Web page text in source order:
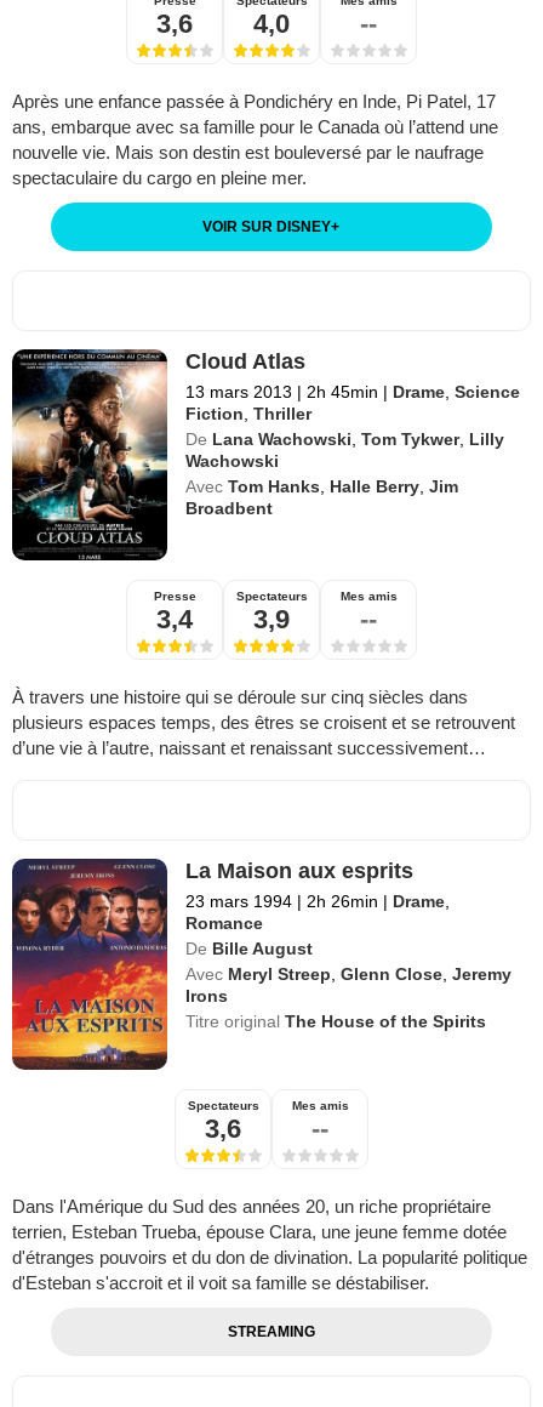
3,6 4,0 --
Après une enfance passée à Pondichéry en Inde, Pi Patel, 17
ans, embarque avec sa famille pour le Canada où l’attend une
nouvelle vie. Mais son destin est bouleversé par le naufrage
spectaculaire du cargo en pleine mer.
VOIR SUR DISNEY+
Cloud Atlas
13 mars 2013 | 2h 45min | Drame,Science
Fiction,Thriller
De Lana Wachowski,Tom Tykwer, Lilly
Wachowski
Avec Tom Hanks, Halle Berry,Jim
Broadbent
Presse
3,4
Spectateurs
3,9
Mes amis
--
À travers une histoire qui se déroule sur cinq siècles dans
plusieurs espaces temps, des êtres se croisent et se retrouvent
d’une vie à l’autre, naissant et renaissant successivement…
La Maison aux esprits
23 mars 1994 | 2h 26min | Drame,
Romance
De Bille August
Avec Meryl Streep,Glenn Close,Jeremy
Irons
Titre originalThe House of the Spirits
Spectateurs
3,6
Mes amis
--
Dans l'Amérique du Sud des années 20, un riche propriétaire
terrien, Esteban Trueba, épouse Clara, une jeune femme dotée
d'étranges pouvoirs et du don de divination. La popularité politique
d'Esteban s'accroit et il voit sa famille se déstabiliser.
STREAMING